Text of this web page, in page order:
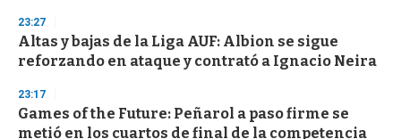
d
s
23:27
Altas y bajas de la Liga AUF: Albion se sigue
reforzando en ataque y contrató a Ignacio Neira
23:17
Games of the Future: Peñarol a paso firme se
metió en los cuartos de final de la competencia